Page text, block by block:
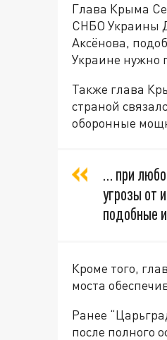
Глава Крыма
СНБО Украины
Аксёнова,
Украине нужно
Также глава
страной
оборонные
… при
угрозы от
подобные
Кроме того,
моста
Ранее
после полного